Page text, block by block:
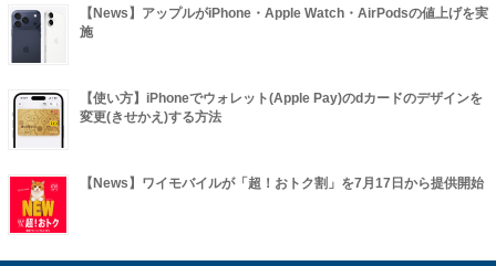
【News】アップルがiPhone・Apple Watch・AirPodsの値上げを実
施
【使い方】iPhoneでウォレット(Apple Pay)のdカードのデザインを
変更(きせかえ)する方法
【News】ワイモバイルが「超！おトク割」を7月17日から提供開始